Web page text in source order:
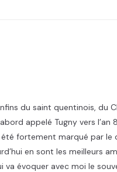
du saint quentinois, du
appelé Tugny vers
fortement marqué par le
en sont les meilleurs
évoquer avec moi le